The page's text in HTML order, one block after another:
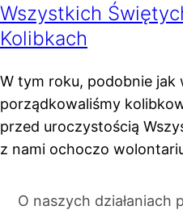
Wszystkich
Kolibkach
W tym roku, podobnie jak
porządkowaliśmy
przed uroczystością
z nami ochoczo
O naszych działaniach